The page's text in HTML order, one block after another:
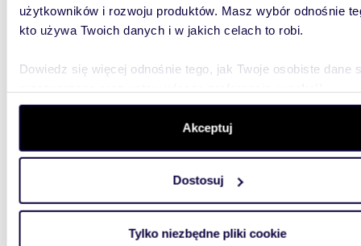
użytkowników i rozwoju produktów. Masz wybór odnośnie
kto używa Twoich danych i w jakich celach to robi.
Dowiedz się więcej odnośnie tego, jak Twoje osobiste dane
szczegółów. W Deklaracji plików cookie możesz zmienić
wycofać swoją zgodę w dowolnej chwili.
aby oferować funkcje społecznościowe i analizować ruch w
witrynie. Informacje o tym, jak korzystasz z naszej witryny,
analitycznym. Partnerzy mogą połączyć te informacje z
Akceptuj
Dostosuj
Tylko niezbędne pliki cookie
Zapraszam do zakupu działki 1739 m² z mediami i